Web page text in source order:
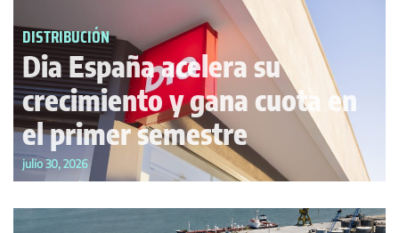
DISTRIBUCIÓN
Dia España acelera su
crecimiento y gana cuota en
el primer semestre
julio 30, 2026